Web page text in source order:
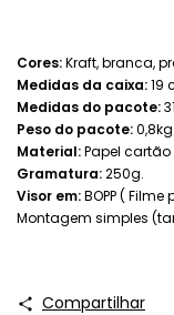
Cores:Kraft, branca,
Medidas da caixa:19
Medidas do pacote:
Peso do pacote:0,8kg
Material:Papel cartão
Gramatura:250g.
Visor em:BOPP (
Montagem simples
Compartilhar